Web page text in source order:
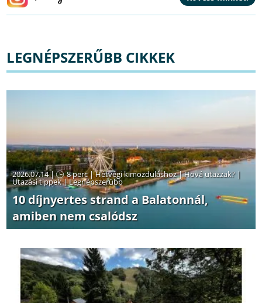
LEGNÉPSZERŰBB CIKKEK
2026.07.14 | 8 perc|Hétvégi kimozduláshoz|Hová utazzak? |
Utazási tippek|Legnépszerűbb
10 díjnyertes strand a Balatonnál,
amiben nem csalódsz